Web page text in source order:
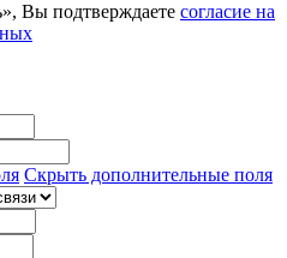
Вы подтверждаете согласие на
Скрыть дополнительные поля